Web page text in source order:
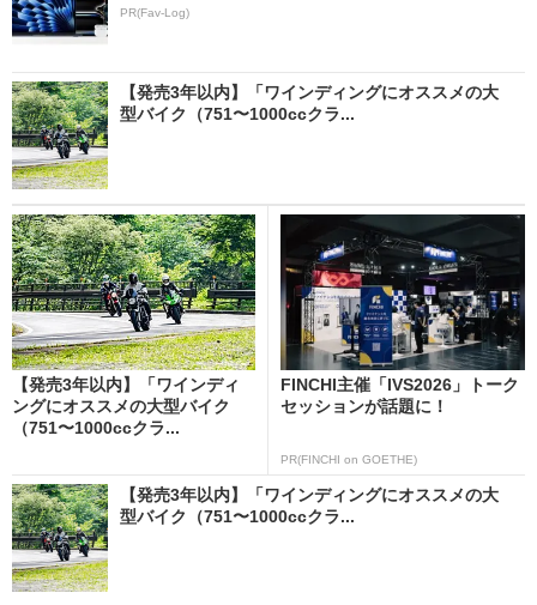
PR(Fav-Log)
【発売3年以内】「ワインディングにオススメの大
型バイク（751〜1000ccクラ...
【発売3年以内】「ワインディ
ングにオススメの大型バイク
（751〜1000ccクラ...
FINCHI主催「IVS2026」トーク
セッションが話題に！
PR(FINCHI on GOETHE)
【発売3年以内】「ワインディングにオススメの大
型バイク（751〜1000ccクラ...